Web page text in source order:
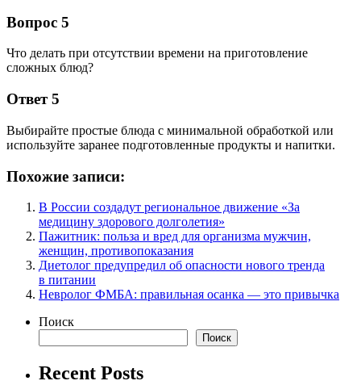
Вопрос 5
Что делать при отсутствии времени на приготовление
сложных блюд?
Ответ 5
Выбирайте простые блюда с минимальной обработкой или
используйте заранее подготовленные продукты и напитки.
Похожие записи:
В России создадут региональное движение «За
медицину здорового долголетия»
Пажитник: польза и вред для организма мужчин,
женщин, противопоказания
Диетолог предупредил об опасности нового тренда
в питании
Невролог ФМБА: правильная осанка — это привычка
Поиск
Поиск
Recent Posts